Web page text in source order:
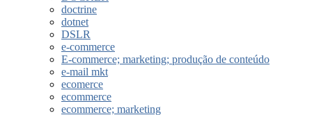
doctrine
dotnet
DSLR
e-commerce
E-commerce; marketing; produção de conteúdo
e-mail mkt
ecomerce
ecommerce
ecommerce; marketing